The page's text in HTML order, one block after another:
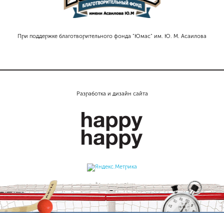
При поддержке благотворительного фонда "Юмас" им. Ю. М. Асаилова
Разработка и дизайн сайта